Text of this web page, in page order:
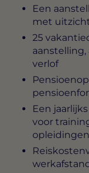
Een
met
25
verlof
Een
voor